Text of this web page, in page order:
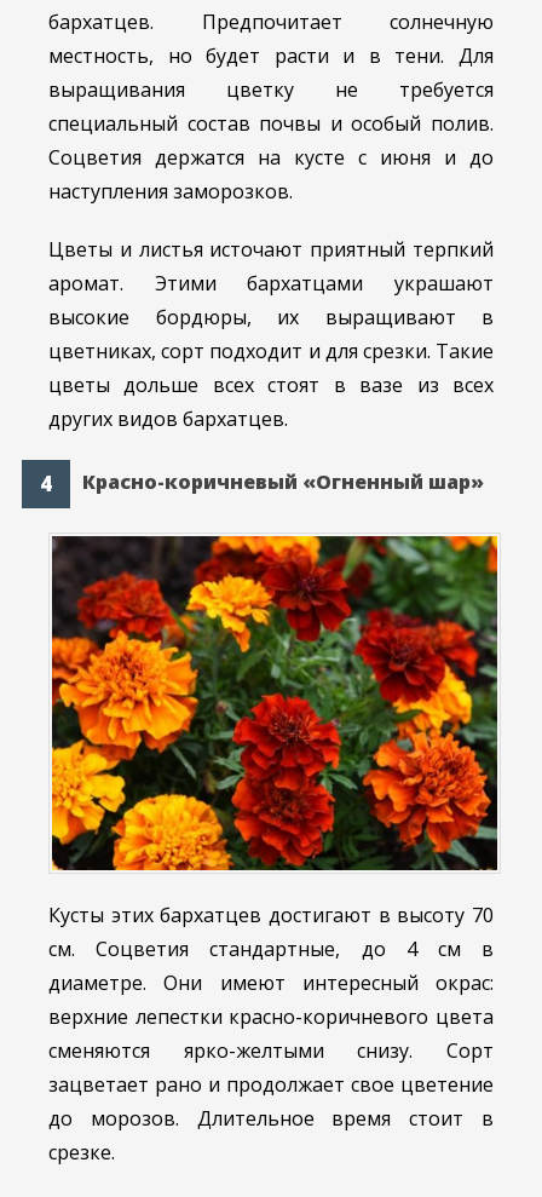
бархатцев. Предпочитает солнечную
местность, но будет расти и в тени. Для
выращивания цветку не требуется
специальный состав почвы и особый полив.
Соцветия держатся на кусте с июня и до
наступления заморозков.
Цветы и листья источают приятный терпкий
аромат. Этими бархатцами украшают
высокие бордюры, их выращивают в
цветниках, сорт подходит и для срезки. Такие
цветы дольше всех стоят в вазе из всех
других видов бархатцев.
Красно-коричневый «Огненный шар»
Кусты этих бархатцев достигают в высоту 70
см. Соцветия стандартные, до 4 см в
диаметре. Они имеют интересный окрас:
верхние лепестки красно-коричневого цвета
сменяются ярко-желтыми снизу. Сорт
зацветает рано и продолжает свое цветение
до морозов. Длительное время стоит в
срезке.